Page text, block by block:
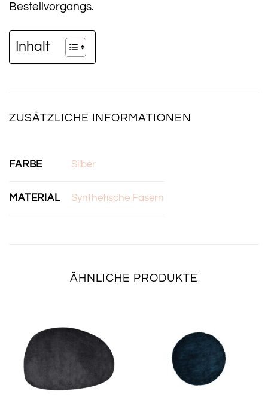
Bestellvorgangs.
Inhalt
ZUSÄTZLICHE INFORMATIONEN
FARBE Silber
MATERIAL Synthetische Fasern
ÄHNLICHE PRODUKTE